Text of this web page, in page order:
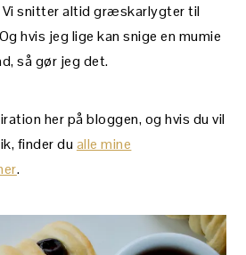
Vi snitter altid græskarlygter til
hvis jeg lige kan snige en mumie
så gør jeg det.
her på bloggen, og hvis du vil
finder du alle mine
.